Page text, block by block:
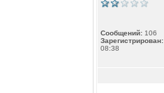
Сообщений: 106
Зарегистрирован:
08:38